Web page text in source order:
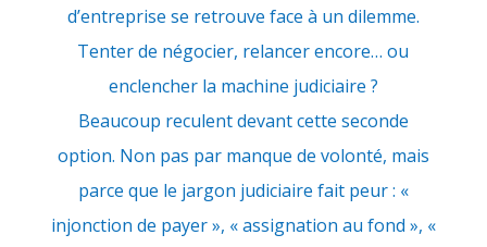
d’entreprise se retrouve face à un dilemme.
Tenter de négocier, relancer encore… ou
enclencher la machine judiciaire ?
Beaucoup reculent devant cette seconde
option. Non pas par manque de volonté, mais
parce que le jargon judiciaire fait peur : «
injonction de payer », « assignation au fond », «